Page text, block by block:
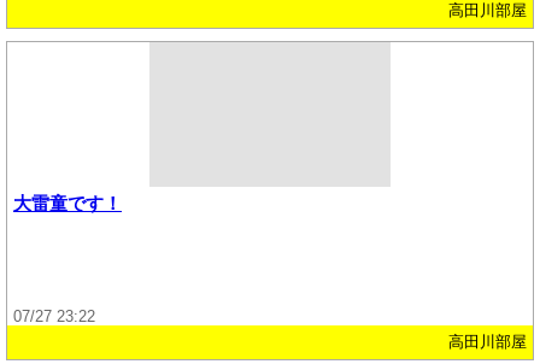
高田川部屋
大雷童です！
07/27 23:22
高田川部屋